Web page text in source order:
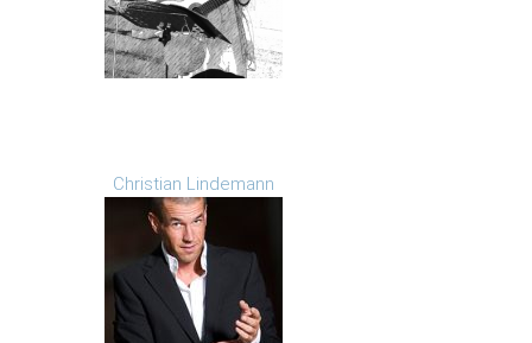
Christian Lindemann